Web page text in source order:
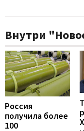
Внутри
Россия
получила более
100